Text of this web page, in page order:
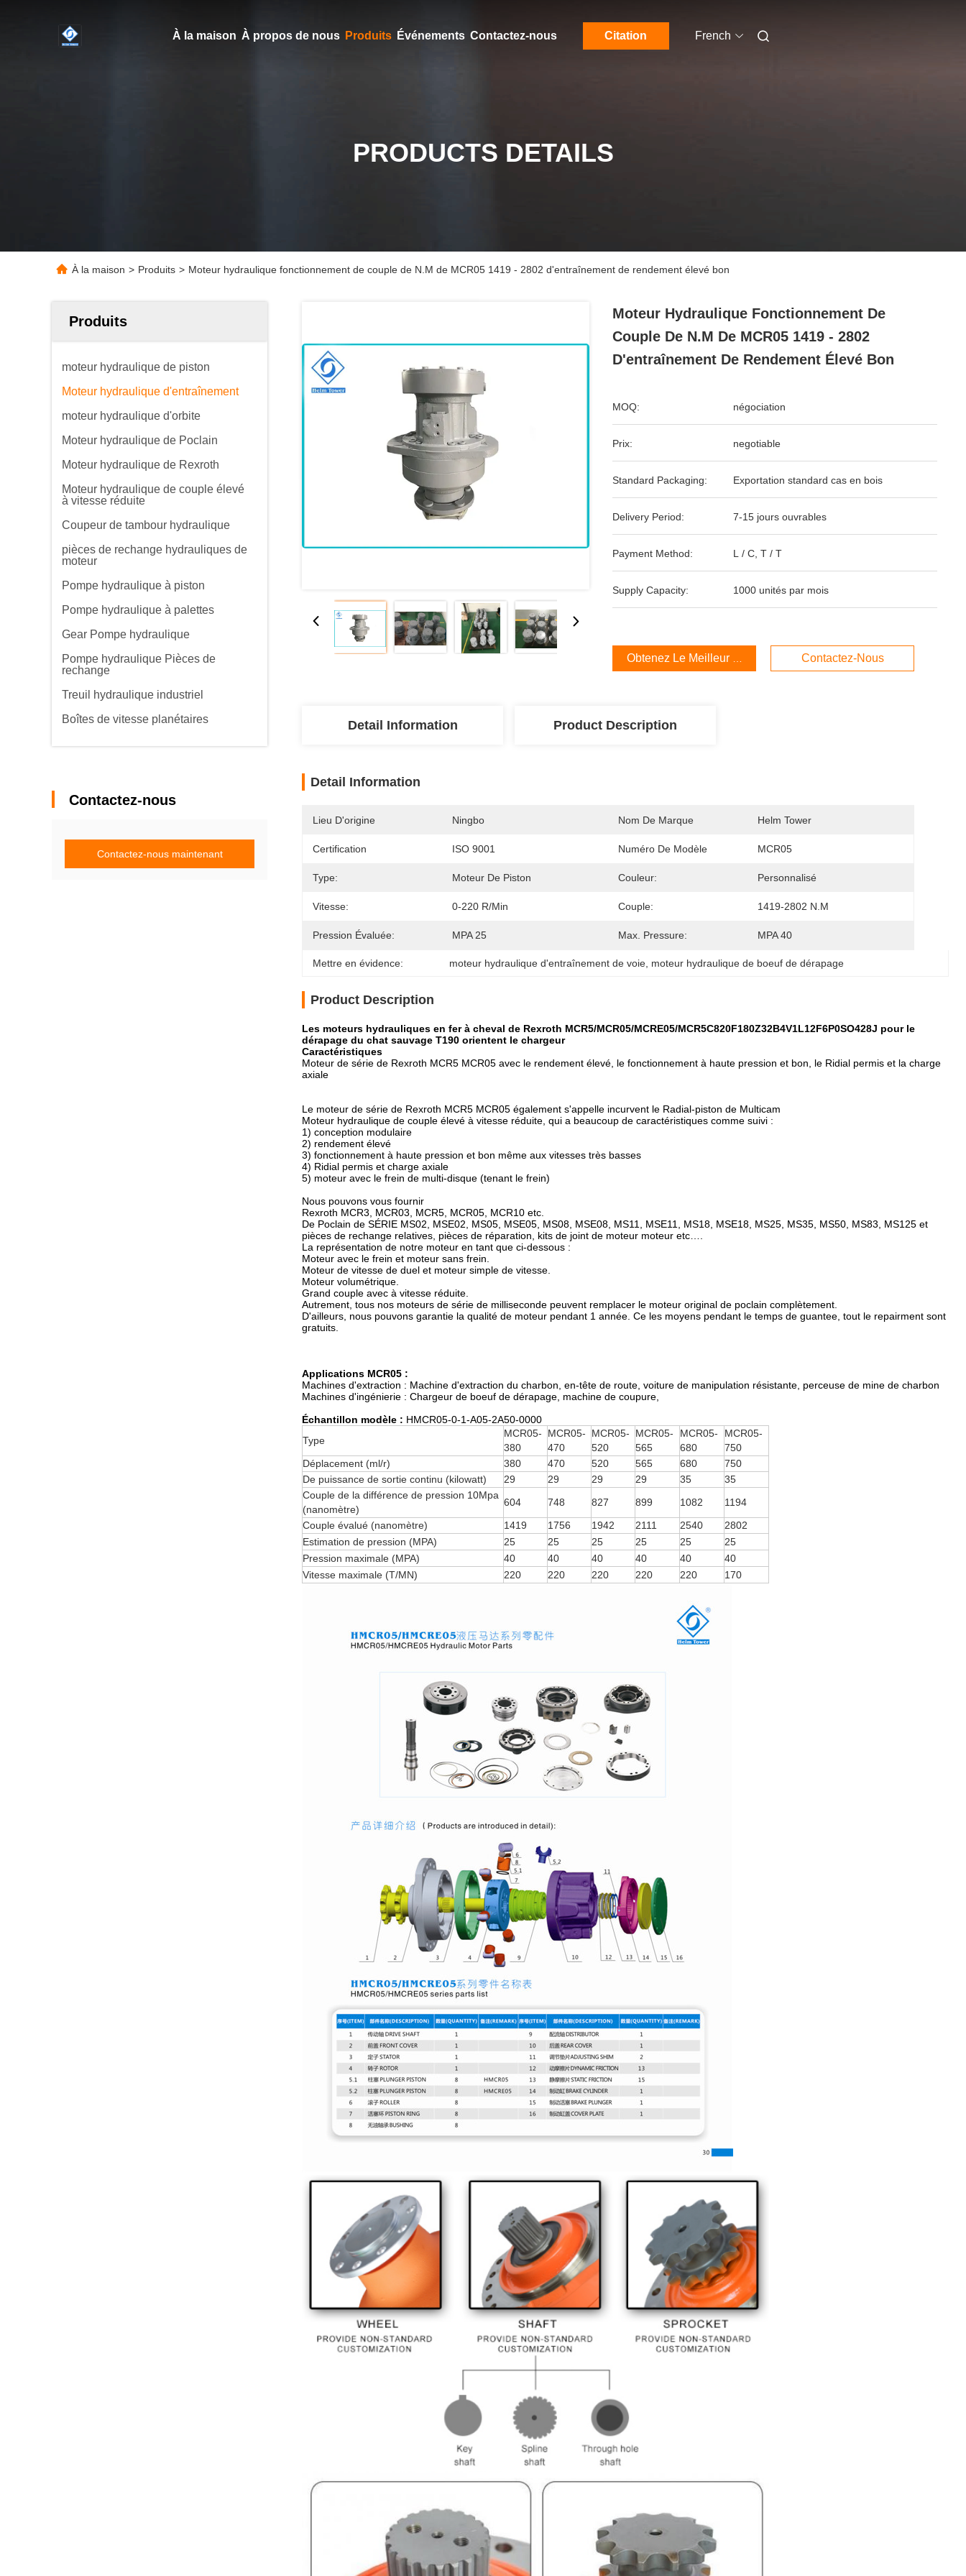
À la maison À propos de nous Produits Événements Contactez-nous Citation French
PRODUCTS DETAILS
À la maison > Produits > Moteur hydraulique fonctionnement de couple de N.M de MCR05 1419 - 2802 d'entraînement de rendement élevé bon
Produits
moteur hydraulique de piston
Moteur hydraulique d'entraînement
moteur hydraulique d'orbite
Moteur hydraulique de Poclain
Moteur hydraulique de Rexroth
Moteur hydraulique de couple élevé
à vitesse réduite
Coupeur de tambour hydraulique
pièces de rechange hydrauliques de
moteur
Pompe hydraulique à piston
Pompe hydraulique à palettes
Gear Pompe hydraulique
Pompe hydraulique Pièces de
rechange
Treuil hydraulique industriel
Boîtes de vitesse planétaires
Contactez-nous
Contactez-nous maintenant
Moteur Hydraulique Fonctionnement De
Couple De N.M De MCR05 1419 - 2802
D'entraînement De Rendement Élevé Bon
MOQ: négociation
Prix: negotiable
Standard Packaging: Exportation standard cas en bois
Delivery Period: 7-15 jours ouvrables
Payment Method: L / C, T / T
Supply Capacity: 1000 unités par mois
Obtenez Le Meilleur Prix Contactez-Nous
Detail Information Product Description
Detail Information
Lieu D'origine Ningbo Nom De Marque Helm Tower
Certification ISO 9001 Numéro De Modèle MCR05
Type: Moteur De Piston Couleur: Personnalisé
Vitesse: 0-220 R/min Couple: 1419-2802 N.m
Pression Évaluée: MPA 25 Max. Pressure: MPA 40
Mettre en évidence: moteur hydraulique d'entraînement de voie, moteur hydraulique de boeuf de dérapage
Product Description
Les moteurs hydrauliques en fer à cheval de Rexroth MCR5/MCR05/MCRE05/MCR5C820F180Z32B4V1L12F6P0SO428J pour le
dérapage du chat sauvage T190 orientent le chargeur
Caractéristiques
Moteur de série de Rexroth MCR5 MCR05 avec le rendement élevé, le fonctionnement à haute pression et bon, le Ridial permis et la charge
axiale
Le moteur de série de Rexroth MCR5 MCR05 également s'appelle incurvent le Radial-piston de Multicam
Moteur hydraulique de couple élevé à vitesse réduite, qui a beaucoup de caractéristiques comme suivi :
1) conception modulaire
2) rendement élevé
3) fonctionnement à haute pression et bon même aux vitesses très basses
4) Ridial permis et charge axiale
5) moteur avec le frein de multi-disque (tenant le frein)
Nous pouvons vous fournir
Rexroth MCR3, MCR03, MCR5, MCR05, MCR10 etc.
De Poclain de SÉRIE MS02, MSE02, MS05, MSE05, MS08, MSE08, MS11, MSE11, MS18, MSE18, MS25, MS35, MS50, MS83, MS125 et
pièces de rechange relatives, pièces de réparation, kits de joint de moteur moteur etc….
La représentation de notre moteur en tant que ci-dessous :
Moteur avec le frein et moteur sans frein.
Moteur de vitesse de duel et moteur simple de vitesse.
Moteur volumétrique.
Grand couple avec à vitesse réduite.
Autrement, tous nos moteurs de série de milliseconde peuvent remplacer le moteur original de poclain complètement.
D'ailleurs, nous pouvons garantie la qualité de moteur pendant 1 année. Ce les moyens pendant le temps de guantee, tout le repairment sont
gratuits.
Applications MCR05 :
Machines d'extraction : Machine d'extraction du charbon, en-tête de route, voiture de manipulation résistante, perceuse de mine de charbon
Machines d'ingénierie : Chargeur de boeuf de dérapage, machine de coupure,
Échantillon modèle : HMCR05-0-1-A05-2A50-0000
Type
MCR05-
380
MCR05-
470
MCR05-
520
MCR05-
565
MCR05-
680
MCR05-
750
Déplacement (ml/r)
380 470 520 565 680
750
De puissance de sortie continu (kilowatt)
29 29 29 29 35
35
Couple de la différence de pression 10Mpa
(nanomètre)
604 748 827 899 1082
1194
Couple évalué (nanomètre)
1419 1756 1942 2111 2540
2802
Estimation de pression (MPA)
25 25 25 25 25
25
Pression maximale (MPA)
40 40 40 40 40
40
Vitesse maximale (T/MN)
220 220 220 220 220 170